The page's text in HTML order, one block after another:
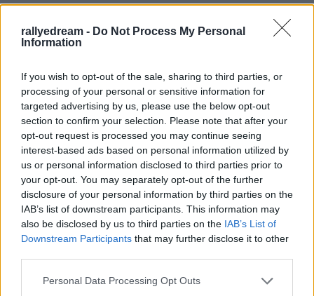
rallyedream - Do Not Process My Personal
Information
If you wish to opt-out of the sale, sharing to third parties, or
processing of your personal or sensitive information for
targeted advertising by us, please use the below opt-out
section to confirm your selection. Please note that after your
opt-out request is processed you may continue seeing
interest-based ads based on personal information utilized by
us or personal information disclosed to third parties prior to
your opt-out. You may separately opt-out of the further
disclosure of your personal information by third parties on the
IAB’s list of downstream participants. This information may
also be disclosed by us to third parties on the IAB’s List of
Downstream Participants that may further disclose it to other
Please note that this website/app uses one or more Google
Personal Data Processing Opt Outs
III. RBR Magyar Bajnokság - 1. Futam 2025
rallysimfans